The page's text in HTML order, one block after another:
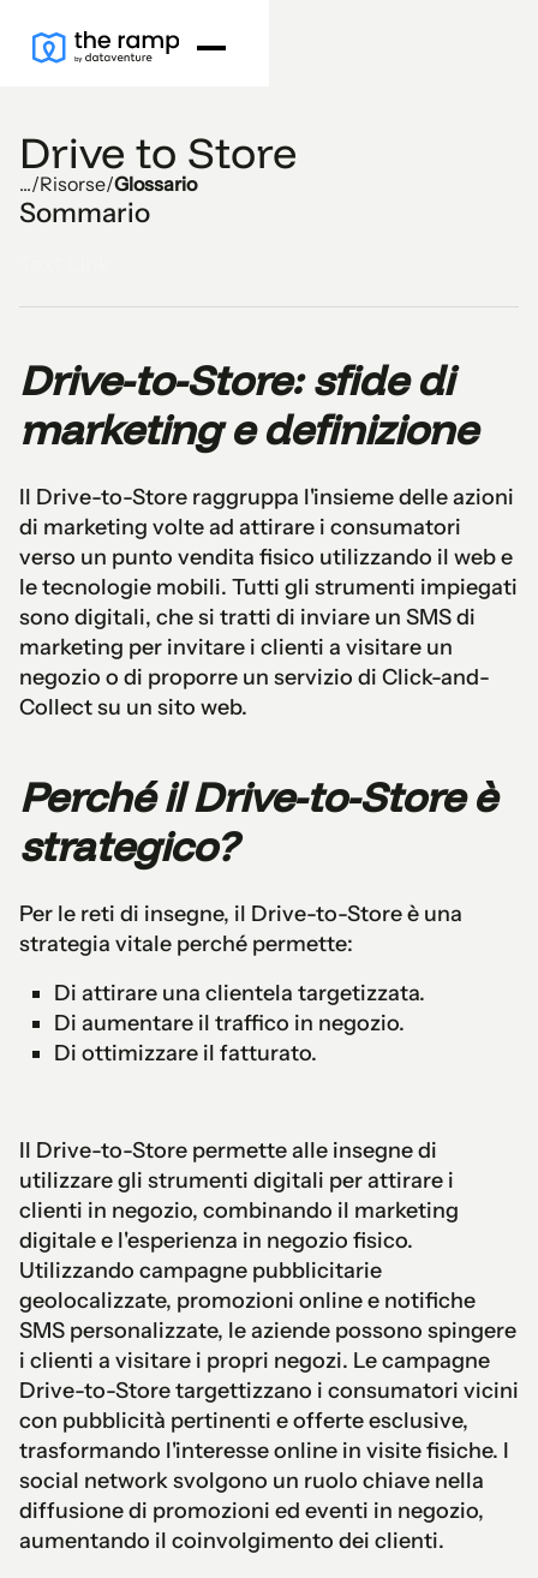
Drive to Store
.../Risorse/Glossario
Sommario
Drive-to-Store: sfide di
marketing e definizione
Il Drive-to-Store raggruppa l'insieme delle azioni
di marketing volte ad attirare i consumatori
verso un punto vendita fisico utilizzando il web e
le tecnologie mobili. Tutti gli strumenti impiegati
sono digitali, che si tratti di inviare un SMS di
marketing per invitare i clienti a visitare un
negozio o di proporre un servizio di Click-and-
Collect su un sito web.
Perché il Drive-to-Store è
strategico?
Per le reti di insegne, il Drive-to-Store è una
strategia vitale perché permette:
Di attirare una clientela targetizzata.
Di aumentare il traffico in negozio.
Di ottimizzare il fatturato.
Il Drive-to-Store permette alle insegne di
utilizzare gli strumenti digitali per attirare i
clienti in negozio, combinando il marketing
digitale e l'esperienza in negozio fisico.
Utilizzando campagne pubblicitarie
geolocalizzate, promozioni online e notifiche
SMS personalizzate, le aziende possono spingere
i clienti a visitare i propri negozi. Le campagne
Drive-to-Store targettizzano i consumatori vicini
con pubblicità pertinenti e offerte esclusive,
trasformando l'interesse online in visite fisiche. I
social network svolgono un ruolo chiave nella
diffusione di promozioni ed eventi in negozio,
aumentando il coinvolgimento dei clienti.